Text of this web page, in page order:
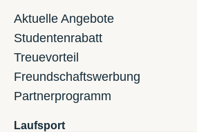
Aktuelle Angebote
Studentenrabatt
Treuevorteil
Freundschaftswerbung
Partnerprogramm
Laufsport